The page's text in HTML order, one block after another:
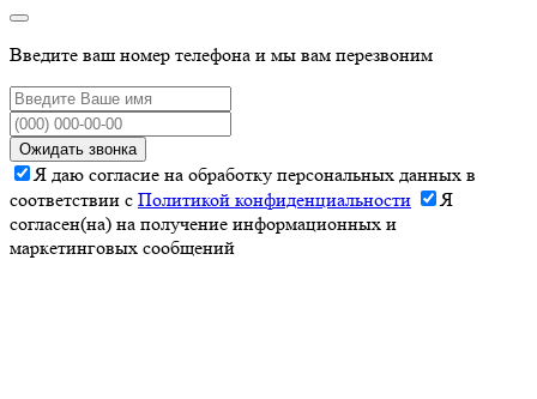
Введите ваш номер телефона и мы вам перезвоним
Ожидать звонка
Я даю согласие на обработку персональных данных в
соответствии с Политикой конфиденциальности
Я
согласен(на) на получение информационных и
маркетинговых сообщений